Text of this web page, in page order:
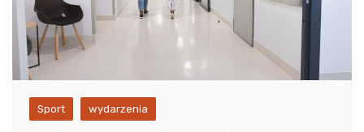
Sport wydarzenia